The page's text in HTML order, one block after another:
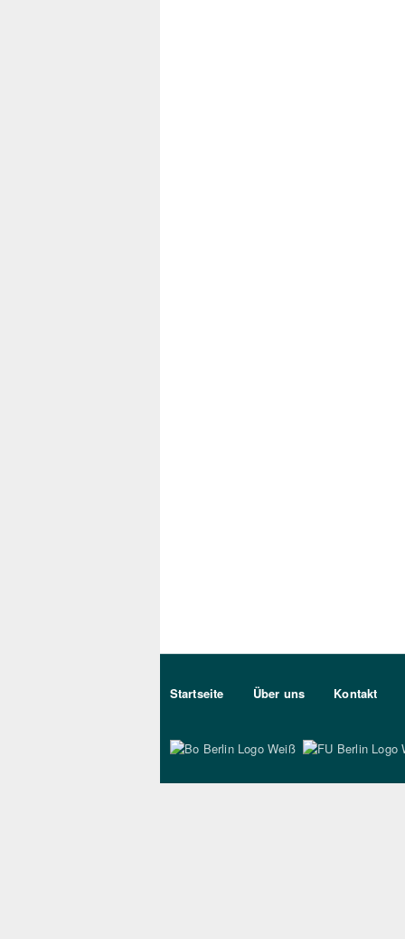
Sekundärmenu DE
Startseite Über uns Kontakt
Bo Berlin Logo